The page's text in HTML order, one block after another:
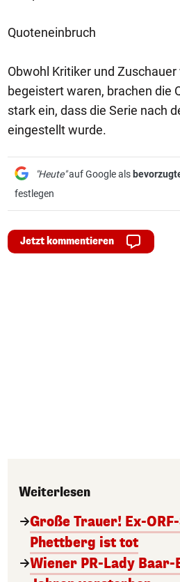
Quoteneinbruch
Obwohl Kritiker und
begeistert waren, brachen die
stark ein, dass die Serie nach
eingestellt wurde.
"Heute"auf Google als
festlegen
Jetzt kommentieren
Weiterlesen
Große Trauer! Ex-
Phettberg ist tot
Wiener PR-Lady